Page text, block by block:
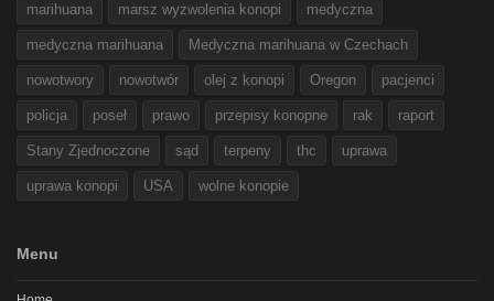
marihuana marsz wyzwolenia konopi medyczna
medyczna marihuana Medyczna marihuana w Czechach
nowotwory nowotwór olej z konopi Oregon pacjenci
policja poseł prawo przepisy konopne rak raport
Stany Zjednoczone sąd terpeny thc uprawa
uprawa konopi USA wolne konopie
Menu